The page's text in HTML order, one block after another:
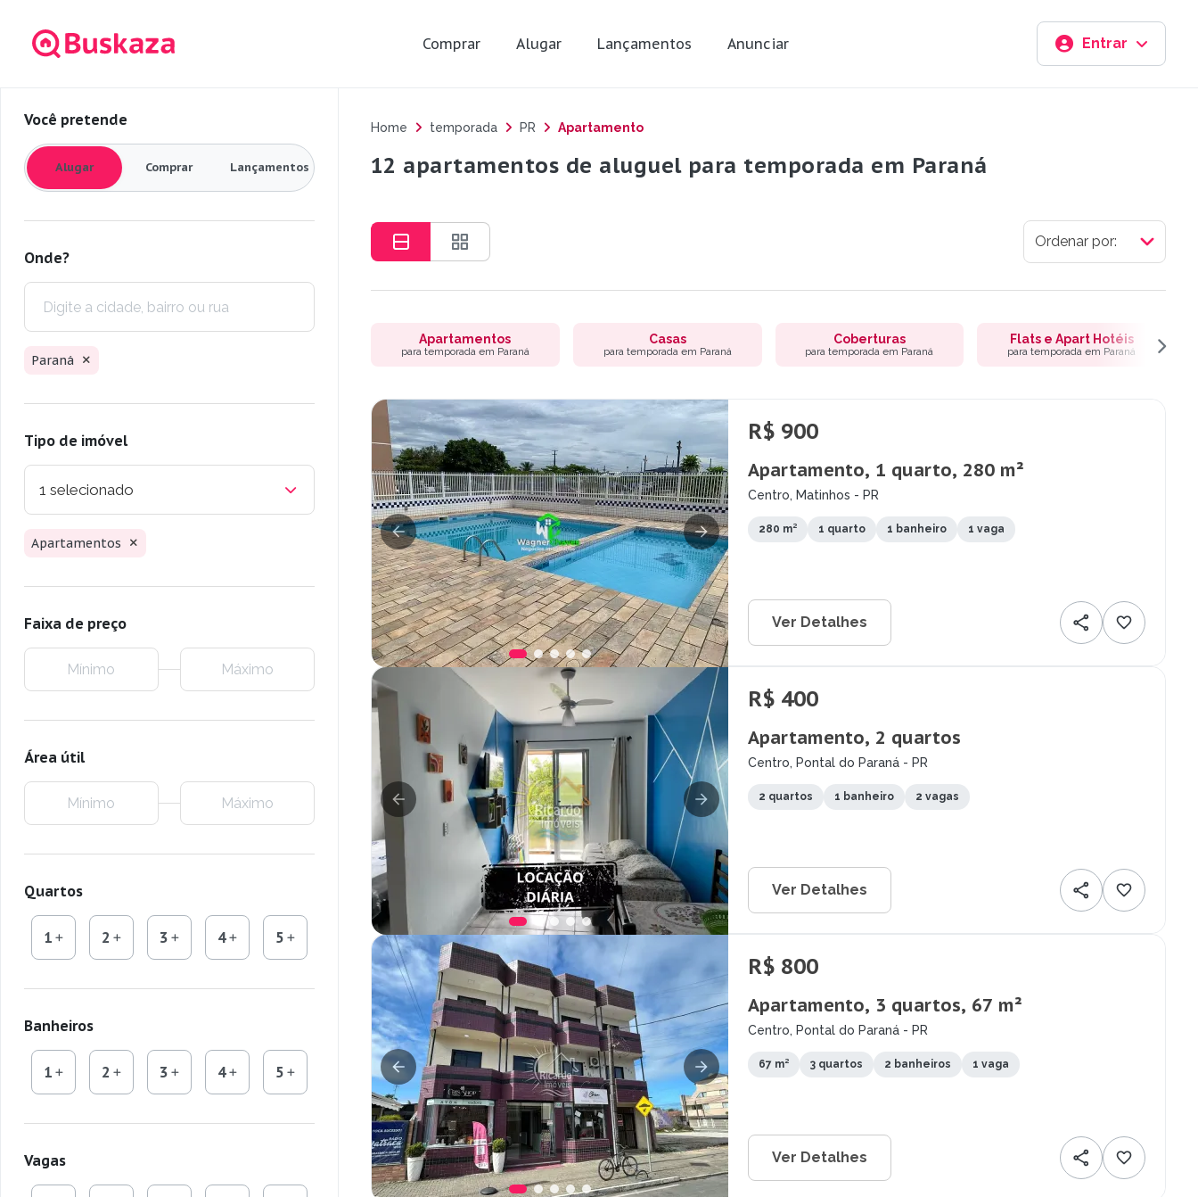
Comprar Alugar Lançamentos Anunciar Entrar
Você pretende
Alugar Comprar Lançamentos
Onde?
Paraná
Tipo de imóvel
1 selecionado
Apartamentos
Faixa de preço
Área útil
Quartos
1 2 3 4 5
Banheiros
1 2 3 4 5
Vagas
Home temporada PR Apartamento
12 apartamentos de aluguel para temporada em Paraná
Apartamentos
para temporada em Paraná
Casas
para temporada em Paraná
Coberturas
para temporada em Paraná
Flats e Apart Hotéis
para temporada em Paraná
R$ 900
Apartamento, 1 quarto, 280 m²
Centro, Matinhos - PR
280 m² 1 quarto 1 banheiro 1 vaga
Ver Detalhes
R$ 400
Apartamento, 2 quartos
Centro, Pontal do Paraná - PR
2 quartos 1 banheiro 2 vagas
Ver Detalhes
R$ 800
Apartamento, 3 quartos, 67 m²
Centro, Pontal do Paraná - PR
67 m² 3 quartos 2 banheiros 1 vaga
Ver Detalhes